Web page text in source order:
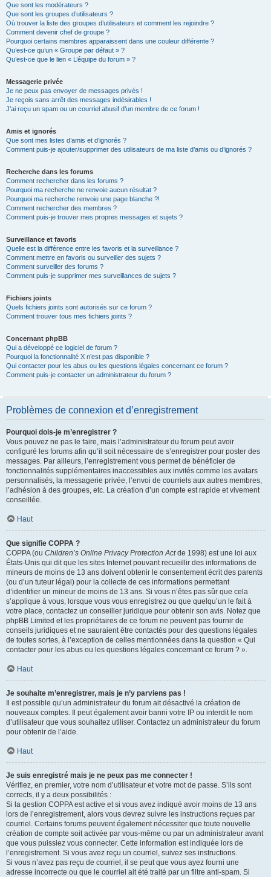
Que sont les modérateurs ?
Que sont les groupes d’utilisateurs ?
Où trouver la liste des groupes d’utilisateurs et comment les rejoindre ?
Comment devenir chef de groupe ?
Pourquoi certains membres apparaissent dans une couleur différente ?
Qu’est-ce qu’un « Groupe par défaut » ?
Qu’est-ce que le lien « L’équipe du forum » ?
Messagerie privée
Je ne peux pas envoyer de messages privés !
Je reçois sans arrêt des messages indésirables !
J’ai reçu un spam ou un courriel abusif d’un membre de ce forum !
Amis et ignorés
Que sont mes listes d’amis et d’ignorés ?
Comment puis-je ajouter/supprimer des utilisateurs de ma liste d’amis ou d’ignorés ?
Recherche dans les forums
Comment rechercher dans les forums ?
Pourquoi ma recherche ne renvoie aucun résultat ?
Pourquoi ma recherche renvoie une page blanche ?!
Comment rechercher des membres ?
Comment puis-je trouver mes propres messages et sujets ?
Surveillance et favoris
Quelle est la différence entre les favoris et la surveillance ?
Comment mettre en favoris ou surveiller des sujets ?
Comment surveiller des forums ?
Comment puis-je supprimer mes surveillances de sujets ?
Fichiers joints
Quels fichiers joints sont autorisés sur ce forum ?
Comment trouver tous mes fichiers joints ?
Concernant phpBB
Qui a développé ce logiciel de forum ?
Pourquoi la fonctionnalité X n’est pas disponible ?
Qui contacter pour les abus ou les questions légales concernant ce forum ?
Comment puis-je contacter un administrateur du forum ?
Problèmes de connexion et d’enregistrement
Pourquoi dois-je m’enregistrer ?
Vous pouvez ne pas le faire, mais l’administrateur du forum peut avoir
configuré les forums afin qu’il soit nécessaire de s’enregistrer pour poster des
messages. Par ailleurs, l’enregistrement vous permet de bénéficier de
fonctionnalités supplémentaires inaccessibles aux invités comme les avatars
personnalisés, la messagerie privée, l’envoi de courriels aux autres membres,
l’adhésion à des groupes, etc. La création d’un compte est rapide et vivement
conseillée.
Haut
Que signifie COPPA ?
COPPA (ou Children’s Online Privacy Protection Actde 1998) est une loi aux
États-Unis qui dit que les sites Internet pouvant recueillir des informations de
mineurs de moins de 13 ans doivent obtenir le consentement écrit des parents
(ou d’un tuteur légal) pour la collecte de ces informations permettant
d’identifier un mineur de moins de 13 ans. Si vous n’êtes pas sûr que cela
s’applique à vous, lorsque vous vous enregistrez ou que quelqu’un le fait à
votre place, contactez un conseiller juridique pour obtenir son avis. Notez que
phpBB Limited et les propriétaires de ce forum ne peuvent pas fournir de
conseils juridiques et ne sauraient être contactés pour des questions légales
de toutes sortes, à l’exception de celles mentionnées dans la question « Qui
contacter pour les abus ou les questions légales concernant ce forum ? ».
Haut
Je souhaite m’enregistrer, mais je n’y parviens pas !
Il est possible qu’un administrateur du forum ait désactivé la création de
nouveaux comptes. Il peut également avoir banni votre IP ou interdit le nom
d’utilisateur que vous souhaitez utiliser. Contactez un administrateur du forum
pour obtenir de l’aide.
Haut
Je suis enregistré mais je ne peux pas me connecter !
Vérifiez, en premier, votre nom d’utilisateur et votre mot de passe. S’ils sont
corrects, il y a deux possibilités :
Si la gestion COPPA est active et si vous avez indiqué avoir moins de 13 ans
lors de l’enregistrement, alors vous devrez suivre les instructions reçues par
courriel. Certains forums peuvent également nécessiter que toute nouvelle
création de compte soit activée par vous-même ou par un administrateur avant
que vous puissiez vous connecter. Cette information est indiquée lors de
l’enregistrement. Si vous avez reçu un courriel, suivez ses instructions.
Si vous n’avez pas reçu de courriel, il se peut que vous ayez fourni une
adresse incorrecte ou que le courriel ait été traité par un filtre anti-spam. Si